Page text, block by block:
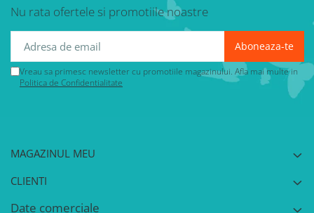
Nu rata ofertele si promotiile noastre
Vreau sa primesc newsletter cu promotiile magazinului. Afla mai multe in
Politica de Confidentialitate
MAGAZINUL MEU
CLIENTI
Date comerciale